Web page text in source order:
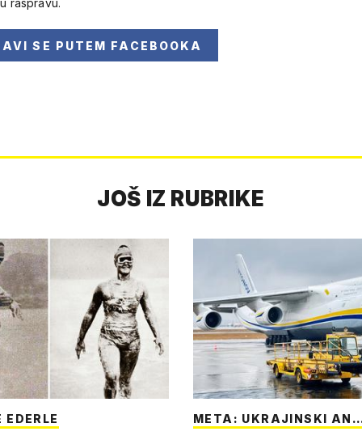
raspravu.
SE PUTEM FACEBOOKA
JOŠ IZ RUBRIKE
EDERLE META: UKRAJINSKI